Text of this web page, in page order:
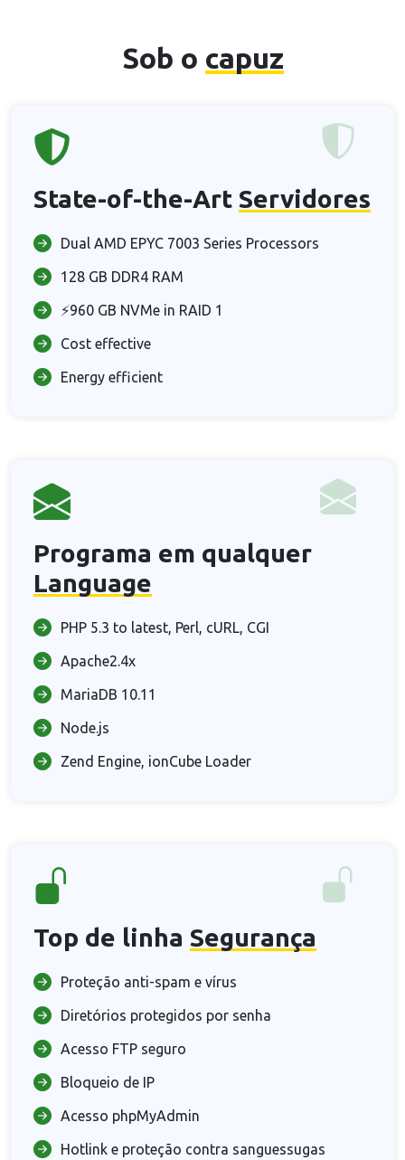
Sob o capuz
State-of-the-Art Servidores
Dual AMD EPYC 7003 Series Processors
128 GB DDR4 RAM
⚡960 GB NVMe in RAID 1
Cost effective
Energy efficient
Programa em qualquer
Language
PHP 5.3 to latest, Perl, cURL, CGI
Apache2.4x
MariaDB 10.11
Node.js
Zend Engine, ionCube Loader
Top de linha Segurança
Proteção anti-spam e vírus
Diretórios protegidos por senha
Acesso FTP seguro
Bloqueio de IP
Acesso phpMyAdmin
Hotlink e proteção contra sanguessugas